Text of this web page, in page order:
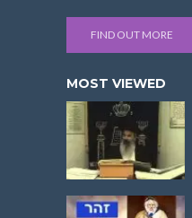
FIND OUT MORE
MOST VIEWED